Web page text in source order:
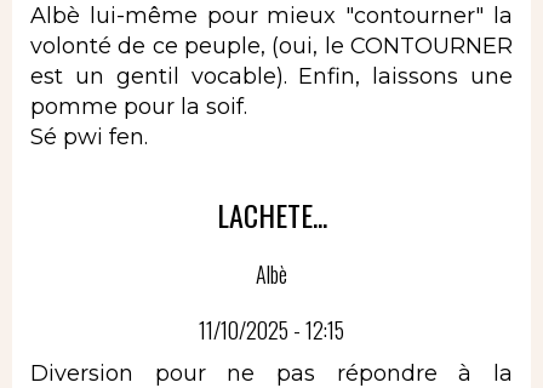
Albè lui-même pour mieux "contourner" la
volonté de ce peuple, (oui, le CONTOURNER
est un gentil vocable). Enfin, laissons une
pomme pour la soif.
Sé pwi fen.
LACHETE...
Albè
11/10/2025 - 12:15
Diversion pour ne pas répondre à la